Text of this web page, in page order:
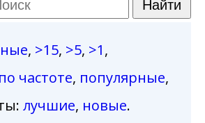
, >15, >5, >1,
по частоте, популярные,
лучшие, новые.